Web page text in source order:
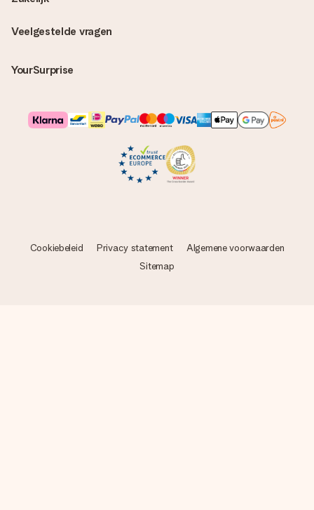
Veelgestelde vragen
YourSurprise
Cookiebeleid Privacy statement
Algemene voorwaarden
Sitemap